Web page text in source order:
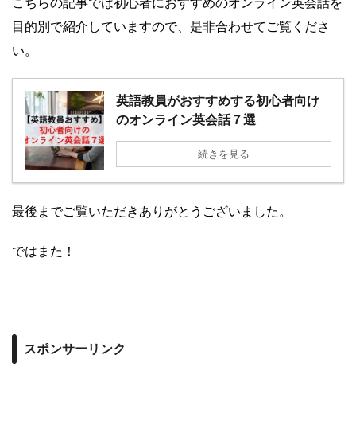
目的別で紹介していますので、是非合わせてご覧くださ
い。
英語教員がおすすめする初心者向け
のオンライン英会話７選
続きを見る
最後までご覧いただきありがとうございました。
ではまた！
スポンサーリンク